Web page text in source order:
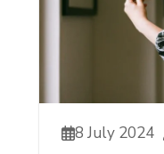
8 July 2024